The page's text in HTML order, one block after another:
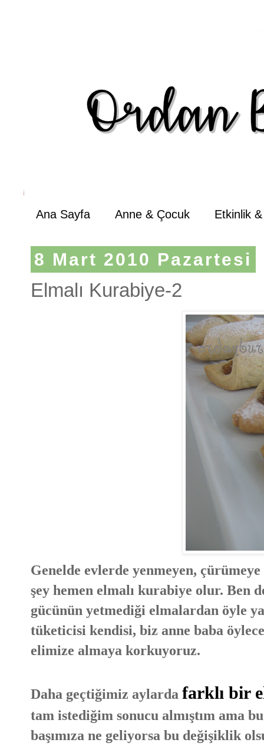
Ana Sayfa Anne & Çocuk Etkinlik
8 Mart 2010 Pazartesi
Elmalı Kurabiye-2
Genelde evlerde yenmeyen,
şey hemen elmalı kurabiye olur. Ben
gücünün yetmediği elmalardan öyle
tüketicisi kendisi, biz anne baba
elimize almaya korkuyoruz.
Daha geçtiğimiz aylarda farklı bir
tam istediğim sonucu almıştım ama
başımıza ne geliyorsa bu değişiklik